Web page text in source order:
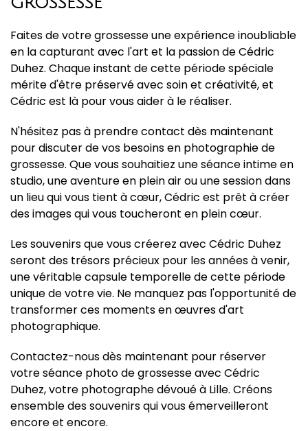
Faites de votre grossesse une expérience inoubliable
en la capturant avec l'art et la passion de Cédric
Duhez. Chaque instant de cette période spéciale
mérite d'être préservé avec soin et créativité, et
Cédric est là pour vous aider à le réaliser.
N'hésitez pas à prendre contact dès maintenant
pour discuter de vos besoins en photographie de
grossesse. Que vous souhaitiez une séance intime en
studio, une aventure en plein air ou une session dans
un lieu qui vous tient à cœur, Cédric est prêt à créer
des images qui vous toucheront en plein cœur.
Les souvenirs que vous créerez avec Cédric Duhez
seront des trésors précieux pour les années à venir,
une véritable capsule temporelle de cette période
unique de votre vie. Ne manquez pas l'opportunité de
transformer ces moments en œuvres d'art
photographique.
Contactez-nous dès maintenant pour réserver
votre séance photo de grossesse avec Cédric
Duhez, votre photographe dévoué à Lille. Créons
ensemble des souvenirs qui vous émerveilleront
encore et encore.